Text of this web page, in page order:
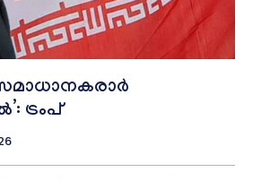
ട്രംപ്